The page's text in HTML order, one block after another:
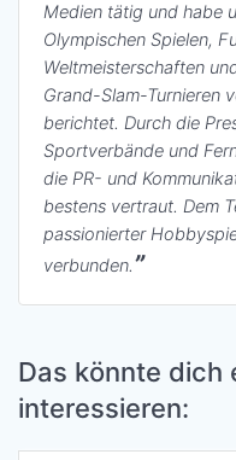
Medien tätig und habe
Olympischen Spielen,
Weltmeisterschaften
Grand-Slam-Turnieren
berichtet. Durch die
Sportverbände und
die PR- und
bestens vertraut. Dem
passionierter
verbunden.
Das könnte dich
interessieren: